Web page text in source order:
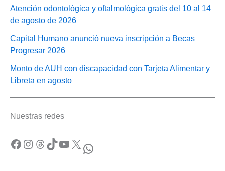
Atención odontológica y oftalmológica gratis del 10 al 14
de agosto de 2026
Capital Humano anunció nueva inscripción a Becas
Progresar 2026
Monto de AUH con discapacidad con Tarjeta Alimentar y
Libreta en agosto
Nuestras redes
Facebook Instagram Threads TikTok YouTube X WhatsApp